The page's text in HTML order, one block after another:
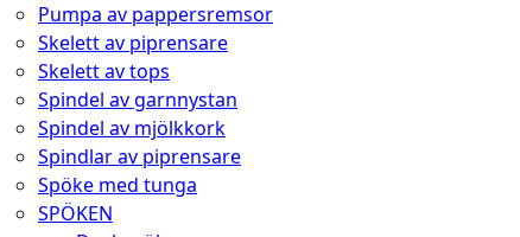
Pumpa av pappersremsor
Skelett av piprensare
Skelett av tops
Spindel av garnnystan
Spindel av mjölkkork
Spindlar av piprensare
Spöke med tunga
SPÖKEN